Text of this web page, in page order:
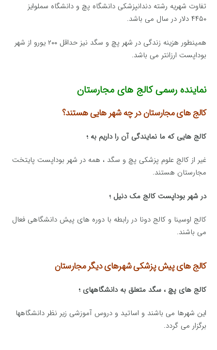
تفاوت شهریه رشته دندانپزشکی دانشگاه پچ و دانشگاه سملوایز
۴۴۵۰ دلار در سال می باشد.
همینطور هزینه زندگی در شهر پچ و سگد نیز حداقل ۲۰۰ یورو از شهر
بوداپست ارزانتر می باشد.
نماینده رسمی کالج های مجارستان
کالج های مجارستان در چه شهر هایی هستند؟
کالج هایی که ما نمایندگی آن را داریم به ؛
غیر از کالج علوم پزشکی پچ و سگد ، همه در شهر بوداپست پایتخت
مجارستان هستند.
در شهر بوداپست کالج مک دنیل ؛
کالج اوسینا و کالج دونا در رابطه با دوره های پیش دانشگاهی فعال
می باشند.
کالج های پیش پزشکی شهرهای دیگر مجارستان
کالج های پچ ، سگد متعلق به دانشگاههای ؛
این شهرها می باشند و اساتید و دروس آموزشی زیر نظر دانشگاهها
برگزار می گردد.